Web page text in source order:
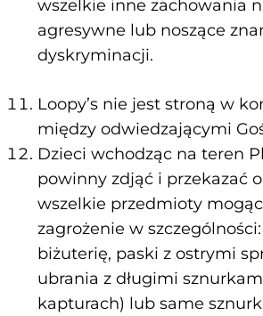
wszelkie inne zachowania
agresywne lub noszące
dyskryminacji.
Loopy’s nie jest stroną w
między odwiedzającymi
Dzieci wchodząc na teren
powinny zdjąć i przekazać
wszelkie przedmioty
zagrożenie w
biżuterię, paski z ostrymi
ubrania z długimi
kapturach) lub same